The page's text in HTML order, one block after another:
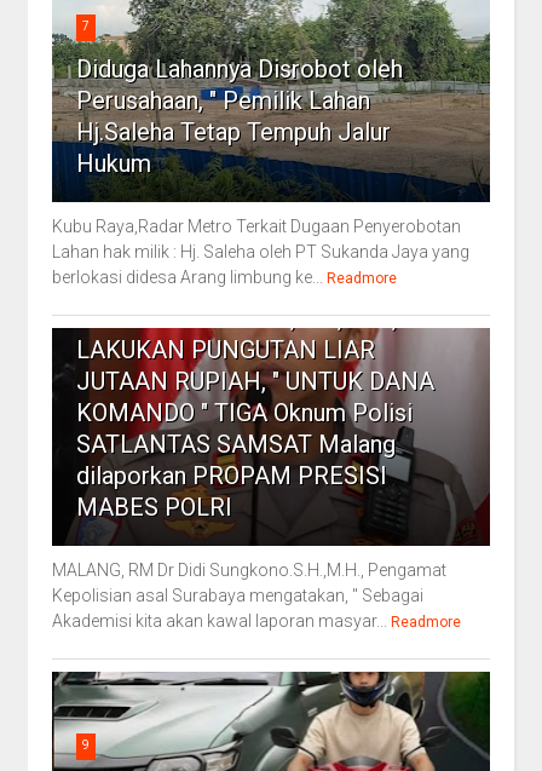
7
Diduga Lahannya Disrobot oleh
Perusahaan, " Pemilik Lahan
Hj.Saleha Tetap Tempuh Jalur
Hukum
Kubu Raya,Radar Metro Terkait Dugaan Penyerobotan
Lahan hak milik : Hj. Saleha oleh PT Sukanda Jaya yang
berlokasi didesa Arang limbung ke...
Readmore
8
Dr DIDI SUNGKONO.,S.H.,M.H.,
LAKUKAN PUNGUTAN LIAR
JUTAAN RUPIAH, " UNTUK DANA
KOMANDO " TIGA Oknum Polisi
SATLANTAS SAMSAT Malang
dilaporkan PROPAM PRESISI
MABES POLRI
MALANG, RM Dr Didi Sungkono.S.H.,M.H., Pengamat
Kepolisian asal Surabaya mengatakan, " Sebagai
Akademisi kita akan kawal laporan masyar...
Readmore
9